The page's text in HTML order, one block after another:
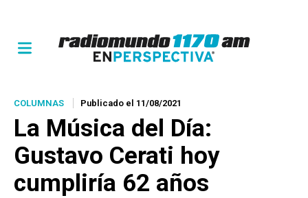
COLUMNAS Publicado el 11/08/2021
La Música del Día:
Gustavo Cerati hoy
cumpliría 62 años